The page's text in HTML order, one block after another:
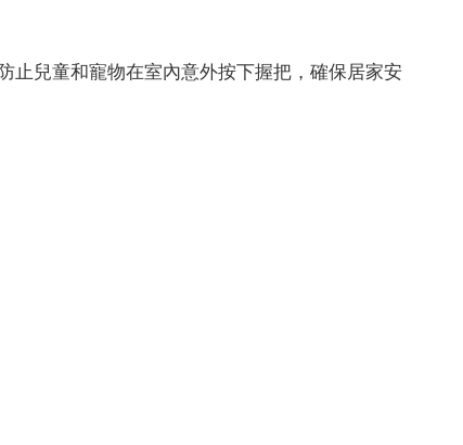
止兒童和寵物在室內意外按下握把，確保居家安